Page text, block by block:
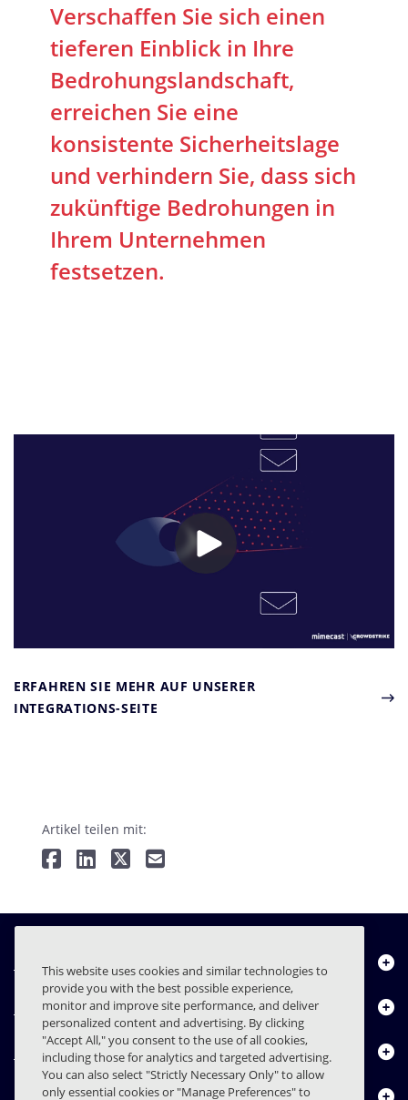
Verschaffen Sie sich einen
tieferen Einblick in Ihre
Bedrohungslandschaft,
erreichen Sie eine
konsistente Sicherheitslage
und verhindern Sie, dass sich
zukünftige Bedrohungen in
Ihrem Unternehmen
festsetzen.
ERFAHREN SIE MEHR AUF UNSERER
INTEGRATIONS-SEITE
Artikel teilen mit:
Über uns
Produkte
Ressourcencenter
This website uses cookies and similar technologies to
provide you with the best possible experience,
monitor and improve site performance, and deliver
personalized content and advertising. By clicking
"Accept All," you consent to the use of all cookies,
including those for analytics and targeted advertising.
You can also select "Strictly Necessary Only" to allow
only essential cookies or "Manage Preferences" to